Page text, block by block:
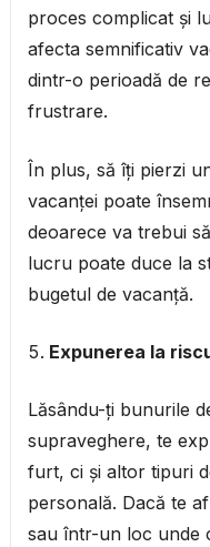
proces complicat și
afecta semnificativ
dintr-o perioadă de
frustrare.
În plus, să îți pierzi
vacanței poate
deoarece va trebui
lucru poate duce la
bugetul de vacanță.
Expunerea la
Lăsându-ți bunurile
supraveghere, te
furt, ci și altor tipuri
personală. Dacă te
sau într-un loc unde